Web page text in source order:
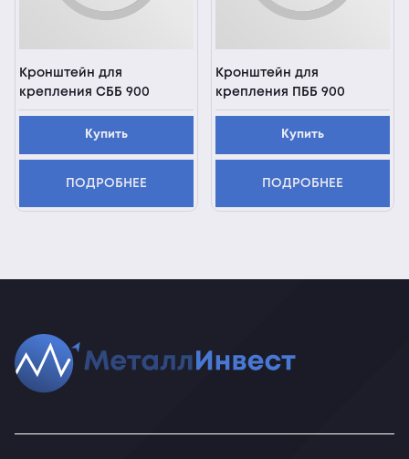
Кронштейн для
крепления СББ 900
Купить
ПОДРОБНЕЕ
Кронштейн для
крепления ПББ 900
Купить
ПОДРОБНЕЕ